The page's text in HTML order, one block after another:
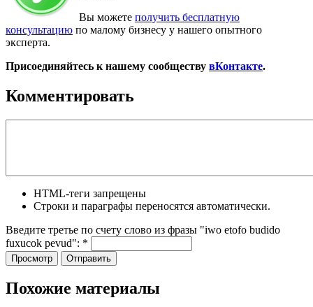
Вы можете получить бесплатную
консультацию по малому бизнесу у нашего опытного
эксперта.
Присоединяйтесь к нашему сообществу вКонтакте.
Комментировать
HTML-теги запрещены
Строки и параграфы переносятся автоматически.
Введите третье по счету слово из фразы "iwo etofo budido
fuxucok pevud": *
Похожие материалы